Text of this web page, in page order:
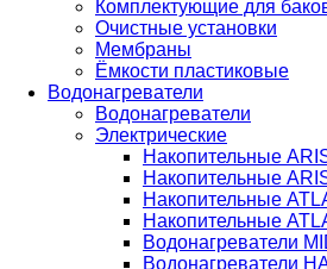
Комплектующие для
Очистные установки
Мембраны
Ёмкости пластиковые
Водонагреватели
Водонагреватели
Электрические
Накопительные
Накопительные
Накопительные
Накопительные
Водонагреватели
Водонагреватели